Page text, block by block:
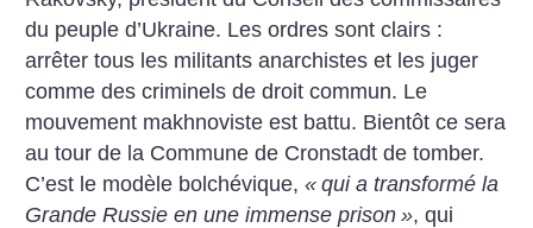
du peuple d’Ukraine. Les ordres sont clairs :
arrêter tous les militants anarchistes et les juger
comme des criminels de droit commun. Le
mouvement makhnoviste est battu. Bientôt ce sera
au tour de la Commune de Cronstadt de tomber.
C’est le modèle bolchévique,« qui a transformé la
Grande Russie en une immense prison », qui